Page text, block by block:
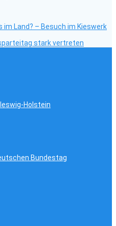
im Land? – Besuch im Kieswerk
stark vertreten